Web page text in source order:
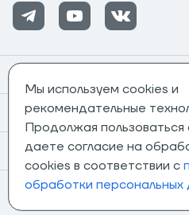
Информация
О компании
Магазины
Мы используем cookies и
рекомендательные
Продолжая пользоваться
даете согласие на
cookies в соответствии с
обработки персональных